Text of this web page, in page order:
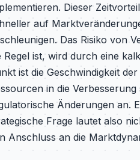
Dieser
auf
Das Risiko von
Regel ist, wird durch eine
ist die Geschwindigkeit
in die
Änderungen an.
Frage lautet also
Anschluss an die